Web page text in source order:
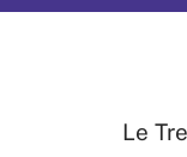
Le